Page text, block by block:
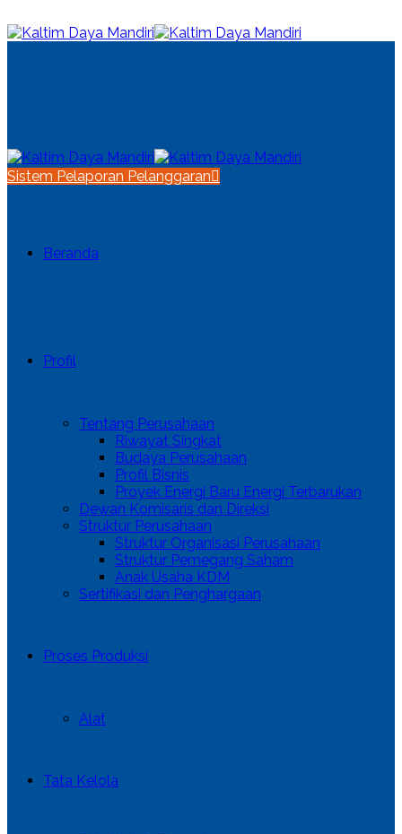
Sistem Pelaporan Pelanggaran
Beranda
Profil
Tentang Perusahaan
Riwayat Singkat
Budaya Perusahaan
Profil Bisnis
Proyek Energi Baru Energi Terbarukan
Dewan Komisaris dan Direksi
Struktur Perusahaan
Struktur Organisasi Perusahaan
Struktur Pemegang Saham
Anak Usaha KDM
Sertifikasi dan Penghargaan
Proses Produksi
Alat
Tata Kelola